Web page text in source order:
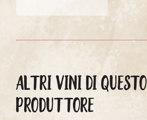
ALTRI VINI DI QUESTO
PRODUTTORE